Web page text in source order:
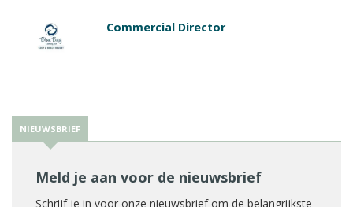
Commercial Director
NIEUWSBRIEF
Meld je aan voor de nieuwsbrief
Schrijf je in voor onze nieuwsbrief om de belangrijkste